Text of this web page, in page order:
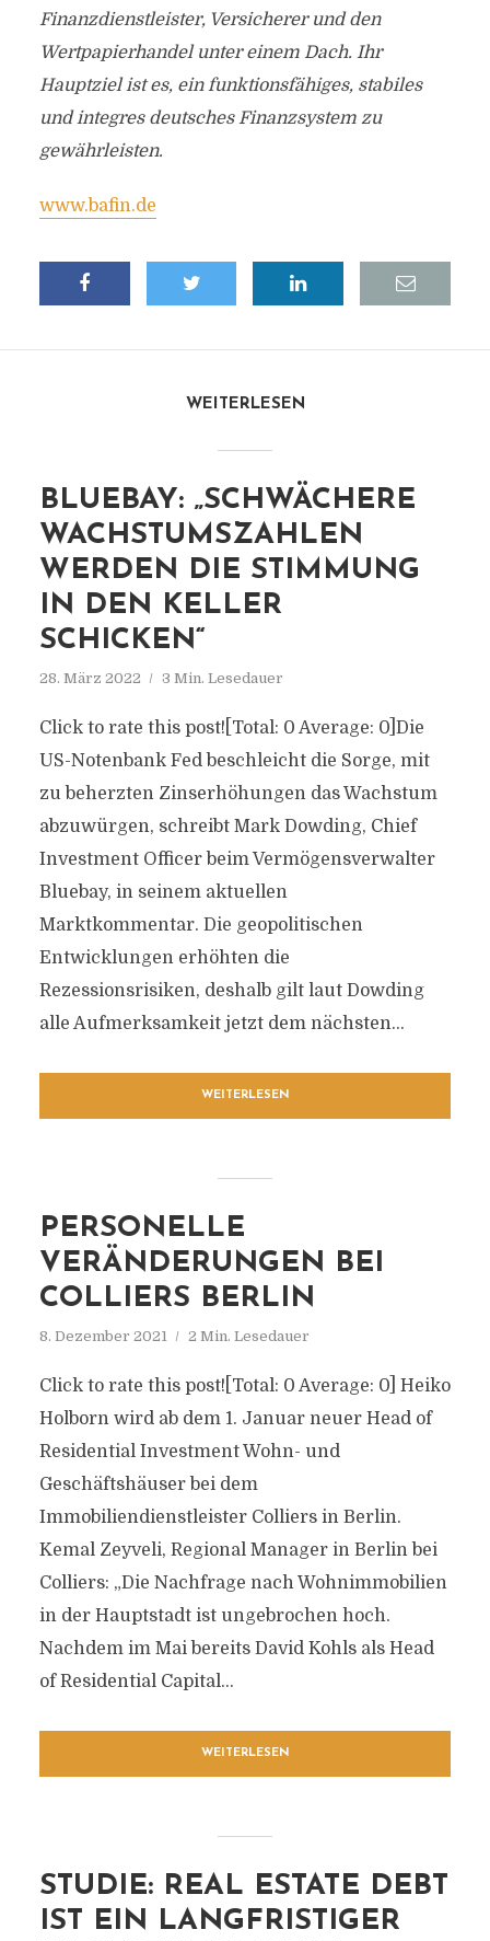
Finanzdienstleister, Versicherer und den
Wertpapierhandel unter einem Dach. Ihr
Hauptziel ist es, ein funktionsfähiges, stabiles
und integres deutsches Finanzsystem zu
gewährleisten.
www.bafin.de
WEITERLESEN
BLUEBAY: „SCHWÄCHERE
WACHSTUMSZAHLEN
WERDEN DIE STIMMUNG
IN DEN KELLER
SCHICKEN“
28. März 2022 3 Min. Lesedauer
Click to rate this post![Total: 0 Average: 0]Die
US-Notenbank Fed beschleicht die Sorge, mit
zu beherzten Zinserhöhungen das Wachstum
abzuwürgen, schreibt Mark Dowding, Chief
Investment Officer beim Vermögensverwalter
Bluebay, in seinem aktuellen
Marktkommentar. Die geopolitischen
Entwicklungen erhöhten die
Rezessionsrisiken, deshalb gilt laut Dowding
alle Aufmerksamkeit jetzt dem nächsten...
WEITERLESEN
PERSONELLE
VERÄNDERUNGEN BEI
COLLIERS BERLIN
8. Dezember 2021 2 Min. Lesedauer
Click to rate this post![Total: 0 Average: 0] Heiko
Holborn wird ab dem 1. Januar neuer Head of
Residential Investment Wohn- und
Geschäftshäuser bei dem
Immobiliendienstleister Colliers in Berlin.
Kemal Zeyveli, Regional Manager in Berlin bei
Colliers: „Die Nachfrage nach Wohnimmobilien
in der Hauptstadt ist ungebrochen hoch.
Nachdem im Mai bereits David Kohls als Head
of Residential Capital...
WEITERLESEN
STUDIE: REAL ESTATE DEBT
IST EIN LANGFRISTIGER